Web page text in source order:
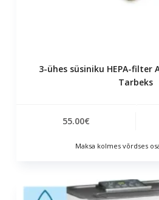
3-ühes süsiniku HEPA-filter
Tarbeks
55.00€
Maksa kolmes võrdses